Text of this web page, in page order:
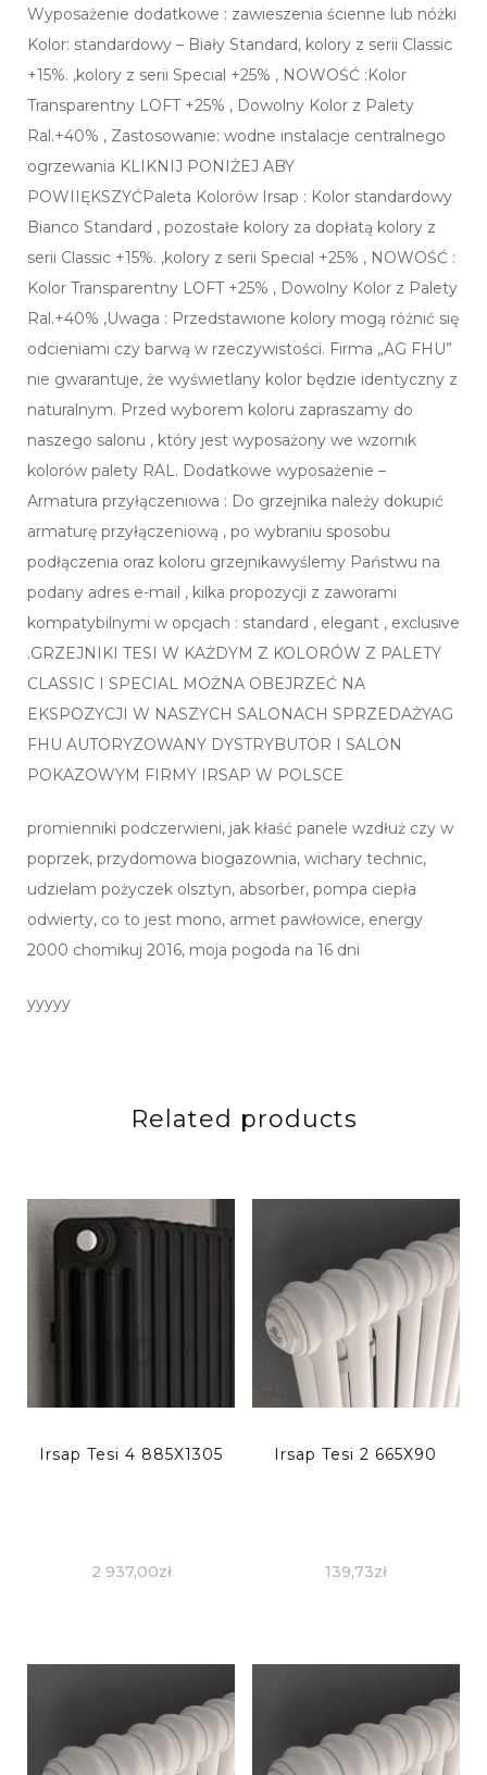
Wyposażenie dodatkowe : zawieszenia ścienne lub nóżki
Kolor: standardowy – Biały Standard, kolory z serii Classic
+15%. ,kolory z serii Special +25% , NOWOŚĆ :Kolor
Transparentny LOFT +25% , Dowolny Kolor z Palety
Ral.+40% , Zastosowanie: wodne instalacje centralnego
ogrzewania KLIKNIJ PONIŻEJ ABY
POWIIĘKSZYĆPaleta Kolorów Irsap : Kolor standardowy
Bianco Standard , pozostałe kolory za dopłatą kolory z
serii Classic +15%. ,kolory z serii Special +25% , NOWOŚĆ :
Kolor Transparentny LOFT +25% , Dowolny Kolor z Palety
Ral.+40% ,Uwaga : Przedstawione kolory mogą różnić się
odcieniami czy barwą w rzeczywistości. Firma „AG FHU”
nie gwarantuje, że wyświetlany kolor będzie identyczny z
naturalnym. Przed wyborem koloru zapraszamy do
naszego salonu , który jest wyposażony we wzornik
kolorów palety RAL. Dodatkowe wyposażenie –
Armatura przyłączeniowa : Do grzejnika należy dokupić
armaturę przyłączeniową , po wybraniu sposobu
podłączenia oraz koloru grzejnikawyślemy Państwu na
podany adres e-mail , kilka propozycji z zaworami
kompatybilnymi w opcjach : standard , elegant , exclusive
.GRZEJNIKI TESI W KAŻDYM Z KOLORÓW Z PALETY
CLASSIC I SPECIAL MOŻNA OBEJRZEĆ NA
EKSPOZYCJI W NASZYCH SALONACH SPRZEDAŻYAG
FHU AUTORYZOWANY DYSTRYBUTOR I SALON
POKAZOWYM FIRMY IRSAP W POLSCE
promienniki podczerwieni, jak kłaść panele wzdłuż czy w
poprzek, przydomowa biogazownia, wichary technic,
udzielam pożyczek olsztyn, absorber, pompa ciepła
odwierty, co to jest mono, armet pawłowice, energy
2000 chomikuj 2016, moja pogoda na 16 dni
yyyyy
Related products
Irsap Tesi 4 885X1305
2 937,00zł
Irsap Tesi 2 665X90
139,73zł